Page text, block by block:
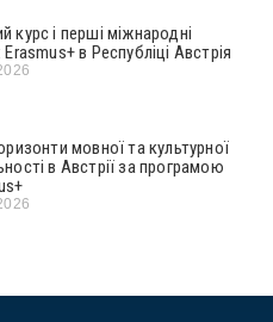
курс і перші міжнародні
в Республіці Австрія
мовної та культурної
в Австрії за програмою